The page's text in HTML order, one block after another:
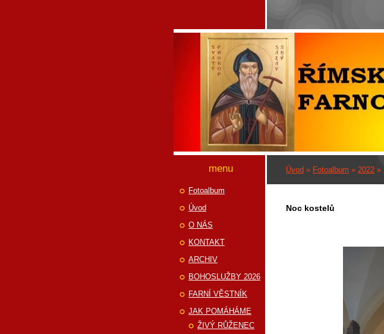
Úvod » Fotoalbum » 2022 »
Noc kostelů
menu
Fotoalbum
Úvod
O NÁS
KONTAKT
ARCHIV
BOHOSLUŽBY 2026
FARNÍ VĚSTNÍK
JAK POMÁHÁME
ŽIVÝ RŮŽENEC